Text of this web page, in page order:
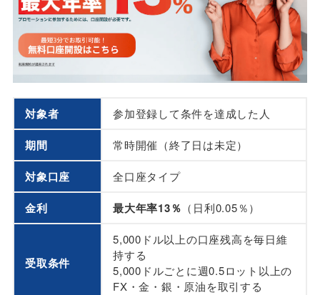
対象者 参加登録して条件を達成した人
期間 常時開催（終了日は未定）
対象口座 全口座タイプ
金利 最大年率13％ （日利0.05％）
受取条件
5,000ドル以上の口座残高を毎日維
持する
5,000ドルごとに週0.5ロット以上の
FX・金・銀・原油を取引する